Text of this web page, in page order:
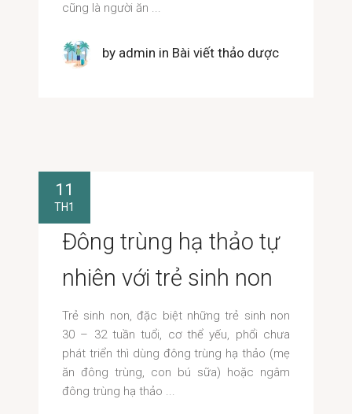
cũng là người ăn
by admin in Bài viết thảo dược
11
TH1
Đông trùng hạ thảo tự
nhiên với trẻ sinh non
Trẻ sinh non, đặc biệt những trẻ sinh non
30 – 32 tuần tuổi, cơ thể yếu, phổi chưa
phát triển thì dùng đông trùng hạ thảo (mẹ
ăn đông trùng, con bú sữa) hoặc ngâm
đông trùng hạ thảo